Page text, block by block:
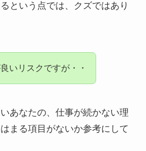
という点では、クズではあり
いリスクですが・・
あなたの、仕事が続かない理
まる項目がないか参考にして